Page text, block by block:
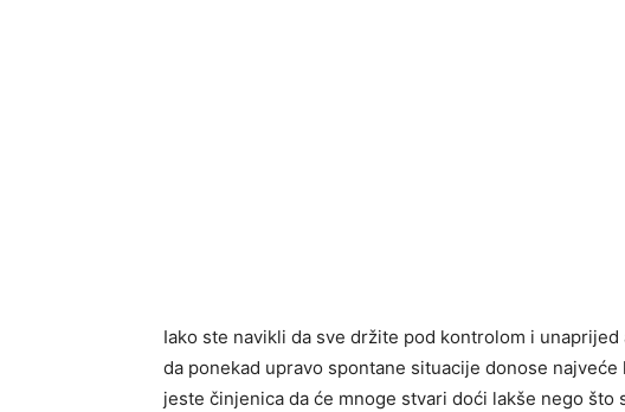
Iako ste navikli da sve držite pod kontrolom i
da ponekad upravo spontane situacije donose
jeste činjenica da će mnoge stvari doći lakše nego što